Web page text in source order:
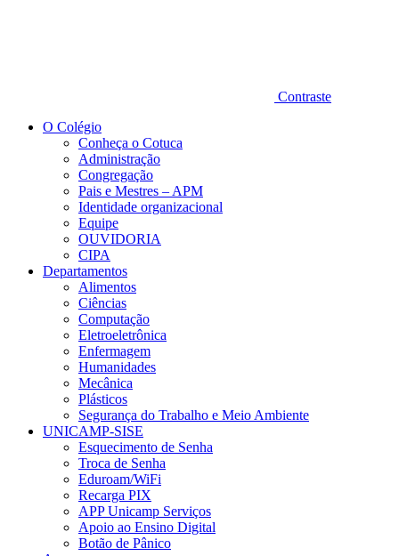
Contraste
O Colégio
Conheça o Cotuca
Administração
Congregação
Pais e Mestres – APM
Identidade organizacional
Equipe
OUVIDORIA
CIPA
Departamentos
Alimentos
Ciências
Computação
Eletroeletrônica
Enfermagem
Humanidades
Mecânica
Plásticos
Segurança do Trabalho e Meio Ambiente
UNICAMP-SISE
Esquecimento de Senha
Troca de Senha
Eduroam/WiFi
Recarga PIX
APP Unicamp Serviços
Apoio ao Ensino Digital
Botão de Pânico